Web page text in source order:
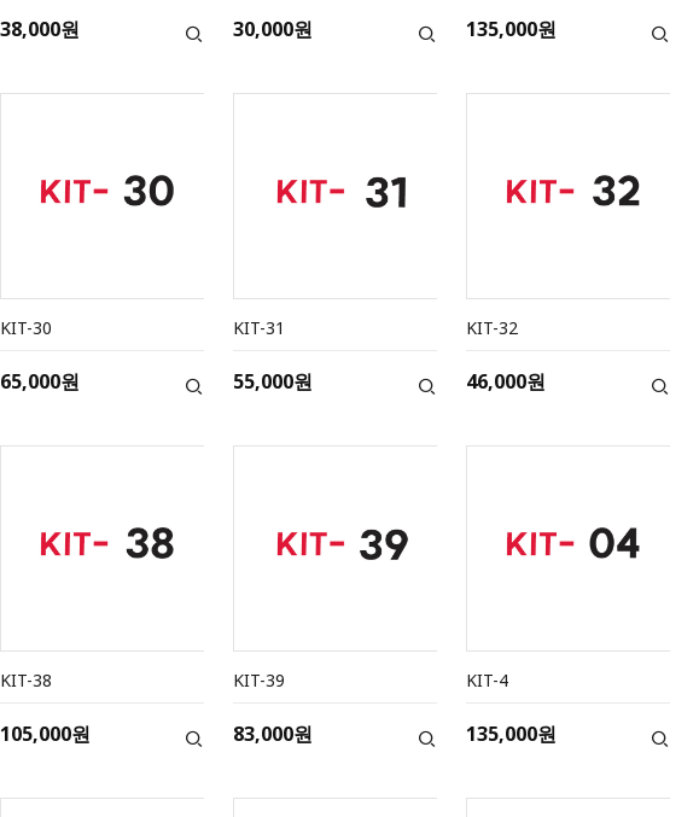
38,000원 30,000원 135,000원
KIT-30
65,000원
KIT-31
55,000원
KIT-32
46,000원
KIT-38
105,000원
KIT-39
83,000원
KIT-4
135,000원